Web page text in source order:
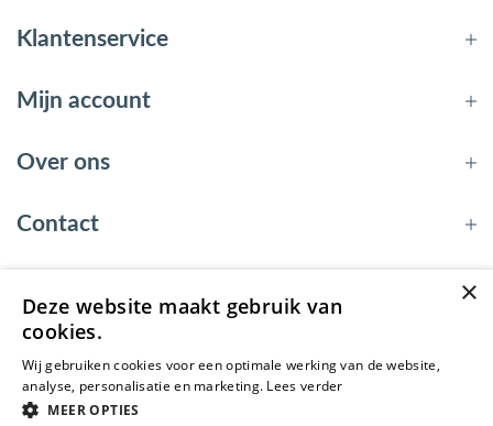
Klantenservice
Mijn account
Over ons
Contact
© 2026 - EnergyBy
×
Deze website maakt gebruik van
cookies.
Wij gebruiken cookies voor een optimale werking van de website,
analyse, personalisatie en marketing. Lees verder
MEER OPTIES